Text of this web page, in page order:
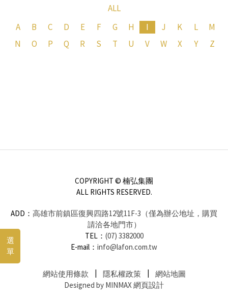
選
單
ALL
A
B C D E F G H I J K L
M
N
O P Q R S T U V W X Y Z
COPYRIGHT © 楠弘集團
ALL RIGHTS RESERVED.
ADD： 高雄市前鎮區復興四路12號11F-3（僅為辦公地址，購買
請洽各地門市）
TEL： (07) 3382000
E-mail： info@lafon.com.tw
網站使用條款 隱私權政策
網站地圖
Designed by MINMAX 網頁設計